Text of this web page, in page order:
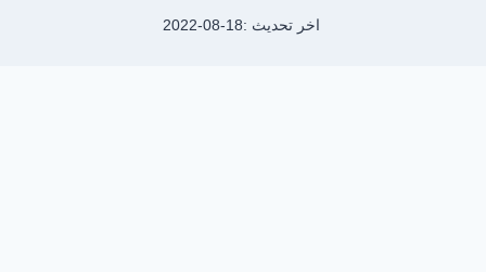
اخر تحديث :2022-08-18